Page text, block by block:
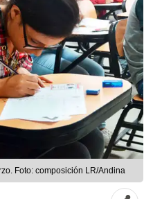
Foto: composición LR/Andina